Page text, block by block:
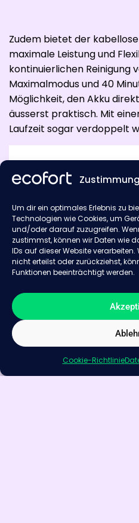
Um dir ein optimales Erlebnis zu
Technologien wie Cookies, um
und/oder darauf zuzugreifen.
zustimmst, können wir Daten wie
IDs auf dieser Website
nicht erteilst oder zurückziehst,
Funktionen beeinträchtigt werden.
Cookie-Richtlinie
Zudem bietet der
maximale Leistung und
kontinuierlichen Reinigung
Maximalmodus und 40
Möglichkeit, den Akku
äusserst praktisch. Mit
Laufzeit sogar verdoppelt
Sie möchten mehr
jetzt auf den Link und
den Gtech Pro Bag 2!
Hier kommen Sie
Gtech Multi Autostaubsauger